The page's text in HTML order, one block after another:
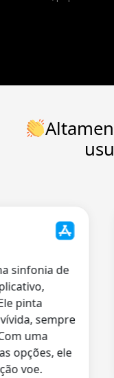
de
pinta
sempre
uma
ele
voe.